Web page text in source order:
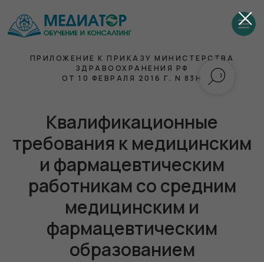
ПРИЛОЖЕНИЕ К ПРИКАЗУ МИНИСТЕРСТВА
ЗДРАВООХРАНЕНИЯ РФ
ОТ 10 ФЕВРАЛЯ 2016 Г. N 83Н
Квалификационные
требования к медицинским
и фармацевтическим
работникам со средним
медицинским и
фармацевтическим
образованием